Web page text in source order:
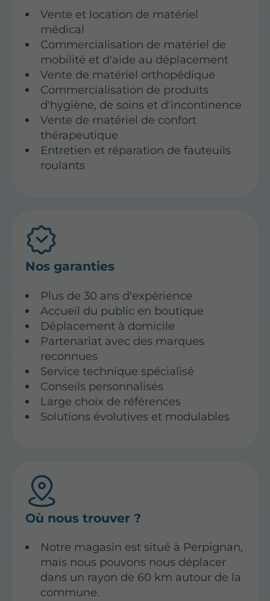
Vente et location de matériel
médical
Commercialisation de matériel de
mobilité et d'aide au déplacement
Vente de matériel orthopédique
Commercialisation de produits
d'hygiène, de soins et d'incontinence
Vente de matériel de confort
thérapeutique
Entretien et réparation de fauteuils
roulants
Nos garanties
Plus de 30 ans d'expérience
Accueil du public en boutique
Déplacement à domicile
Partenariat avec des marques
reconnues
Service technique spécialisé
Conseils personnalisés
Large choix de références
Solutions évolutives et modulables
Où nous trouver ?
Notre magasin est situé à Perpignan,
mais nous pouvons nous déplacer
dans un rayon de 60 km autour de la
commune.